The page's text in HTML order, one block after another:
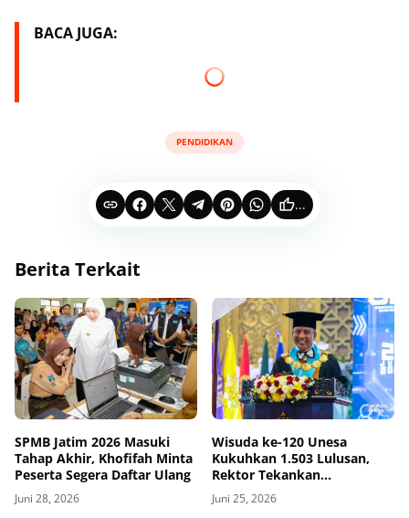
BACA JUGA:
PENDIDIKAN
...
Berita Terkait
SPMB Jatim 2026 Masuki
Tahap Akhir, Khofifah Minta
Peserta Segera Daftar Ulang
Juni 28, 2026
Wisuda ke-120 Unesa
Kukuhkan 1.503 Lulusan,
Rektor Tekankan
Pentingnya Ketangguhan
dan Adaptasi
Juni 25, 2026